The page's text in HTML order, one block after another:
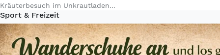
Kräuterbesuch im Unkrautladen...
Sport & Freizeit